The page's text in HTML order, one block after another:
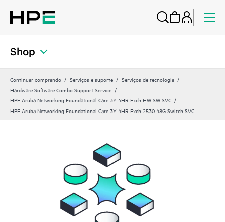
Shop
Continuar comprando Serviços e suporte
Serviços de tecnologia
Hardware Software Combo Support Service
HPE Aruba Networking Foundational Care 3Y 4HR Exch HW SW SVC
HPE Aruba Networking Foundational Care 3Y 4HR Exch 2530 48G Switch SVC